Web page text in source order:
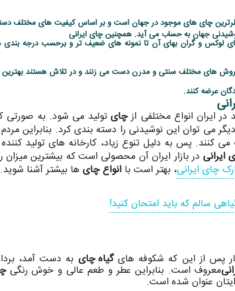
چای های موجود در جهان است و بر اساس کیفیت های مختلف
جهان به حساب می آید. همچنینچای ایرانی
لوکس و گران بهای آن تا نمونه های ضعیف تر و برحسب درجه بندی
های مختلف سنتی و مدرن دست می زنند و در تلاش هستند
عرضه کنند.
ایران انواع مختلفی ازچایتولید می شود. به صورتی
می توان این نوشیدنی را دسته بندی کرد. بنابراین
کنند. پس به دلیل تنوع زیاد، کارخانه های تولید کننده
ایرانی در بازار ایران آن محصولی است که بیشترین
چای ایرانی، بهتر است با انواع چای ها بیشتر آشنا شوید.
سالم که باید امتحان کنید!
پس از این که شکوفه هایگیاه چای به دست آمد،
معروف است. بنابراین عطر و طعم عالی و خوش رنگی
عنوان شده است.